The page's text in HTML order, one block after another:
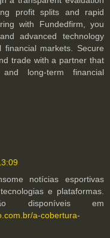
profit splits and rapid
with Fundedfirm, you
advanced technology
markets. Secure
trade with a partner that
long-term financial
notícias esportivas
e plataformas.
disponíveis em
a-cobertura-